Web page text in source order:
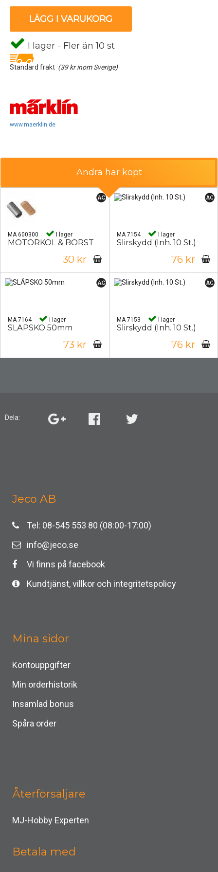
LÄGG I VARUKORG
I lager - Fler än 10 st
Standard frakt (39 kr inom Sverige)
www.maerklin.de
Andra har köpt
MA 600300 I lager
MOTORKOL & BORST
30 kr
MA 7154 I lager
Slirskydd (Inh. 10 St.)
76 kr
MA 7164 I lager
SLÄPSKO 50mm
73 kr
MA 7153 I lager
Slirskydd (Inh. 10 St.)
76 kr
Dela:
Jeco AB
Tel: 08-545 553 80 (08:00-17:00)
info@jeco.se
Vi finns på facebook
Kundtjänst, villkor och integritetspolicy
Mina sidor
Kontouppgifter
Min orderhistorik
Insamlad bonus
Spåra order
Återförsäljare
MJ-Hobby Experten
Betala med